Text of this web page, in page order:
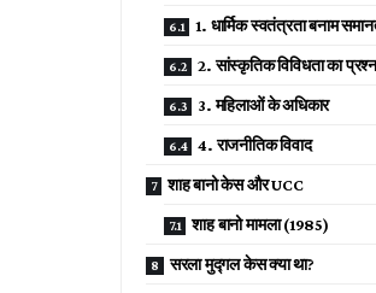
1. धार्मिक स्वतंत्रता बनाम
2. सांस्कृतिक विविधता का प्रश्न
3. महिलाओं के अधिकार
4. राजनीतिक विवाद
शाह बानो केस और UCC
शाह बानो मामला (1985)
सरला मुद्गल केस क्या था?